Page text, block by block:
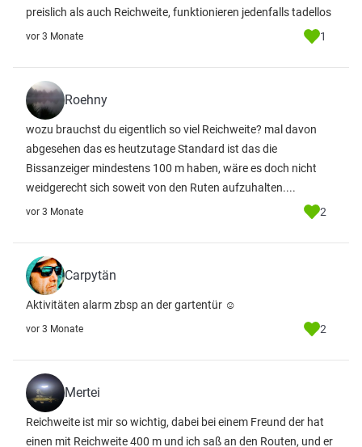
preislich als auch Reichweite, funktionieren jedenfalls tadellos
vor 3 Monate 1
Roehny
wozu brauchst du eigentlich so viel Reichweite? mal davon
abgesehen das es heutzutage Standard ist das die
Bissanzeiger mindestens 100 m haben, wäre es doch nicht
weidgerecht sich soweit von den Ruten aufzuhalten....
vor 3 Monate 2
Carpytän
Aktivitäten alarm zbsp an der gartentür ☺️
vor 3 Monate 2
Mertei
Reichweite ist mir so wichtig, dabei bei einem Freund der hat
einen mit Reichweite 400 m und ich saß an den Routen, und er